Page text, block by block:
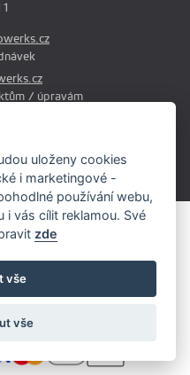
uloženy cookies
i marketingové -
používání webu,
i vás cílit reklamou. Své
zde
vše
vše
/ úpravám
13:00-16:00
Kopírování, zveřejňování
s jeho souhlasem.
vyhrazena